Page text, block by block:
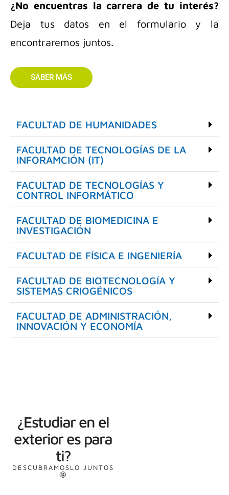
¿No encuentras la carrera de tu interés?
Deja tus datos en el formulario y la
encontraremos juntos.
SABER MÁS
FACULTAD DE HUMANIDADES
FACULTAD DE TECNOLOGÍAS DE LA
INFORAMCIÓN (IT)
FACULTAD DE TECNOLOGÍAS Y
CONTROL INFORMÁTICO
FACULTAD DE BIOMEDICINA E
INVESTIGACIÓN
FACULTAD DE FÍSICA E INGENIERÍA
FACULTAD DE BIOTECNOLOGÍA Y
SISTEMAS CRIOGÉNICOS
FACULTAD DE ADMINISTRACIÓN,
INNOVACIÓN Y ECONOMÍA
¿Estudiar en el
exterior es para
ti?
DESCUBRAMOSLO JUNTOS
🤩